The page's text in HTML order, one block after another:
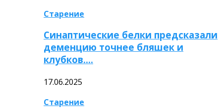
Старение
Синаптические белки предсказали
деменцию точнее бляшек и
клубков….
17.06.2025
Старение